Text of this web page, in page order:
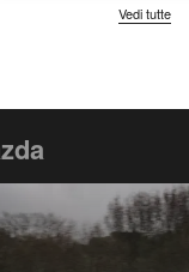
Vedi tutte